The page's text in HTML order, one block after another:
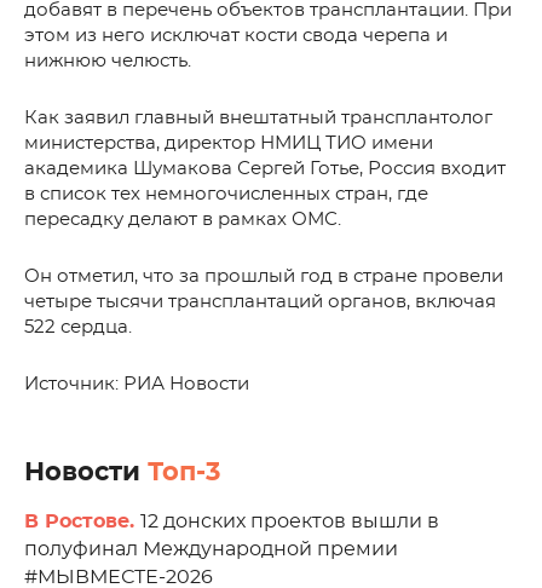
добавят в перечень объектов трансплантации. При
этом из него исключат кости свода черепа и
нижнюю челюсть.
Как заявил главный внештатный трансплантолог
министерства, директор НМИЦ ТИО имени
академика Шумакова Сергей Готье, Россия входит
в список тех немногочисленных стран, где
пересадку делают в рамках ОМС.
Он отметил, что за прошлый год в стране провели
четыре тысячи трансплантаций органов, включая
522 сердца.
Источник: РИА Новости
Новости Топ-3
В Ростове. 12 донских проектов вышли в
полуфинал Международной премии
#МЫВМЕСТЕ-2026